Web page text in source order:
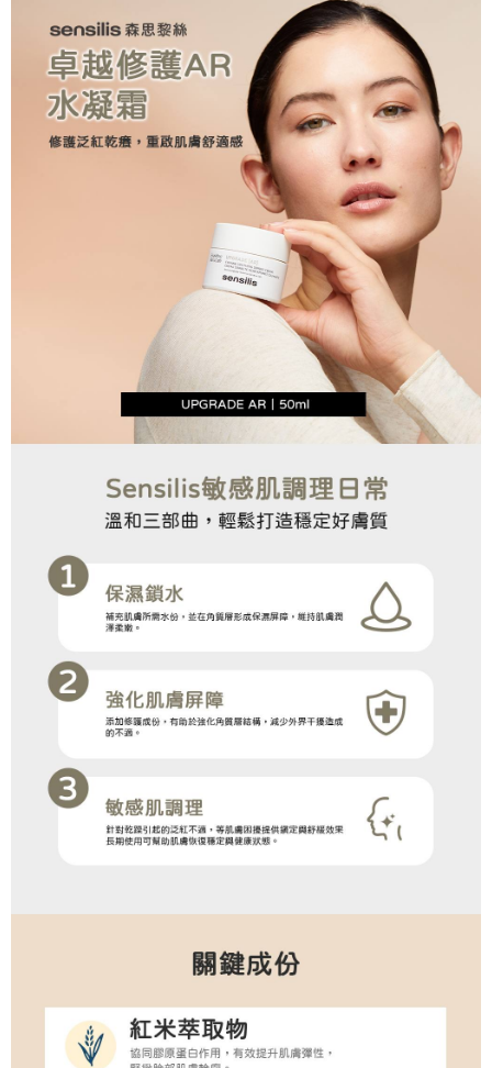
恩沛科技股份有限公司將有權停止該用戶之使用額度並採取法律行動。